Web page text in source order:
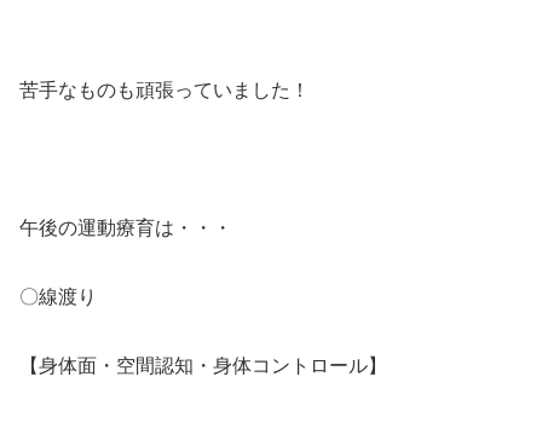
苦手なものも頑張っていました！
午後の運動療育は・・・
〇線渡り
【身体面・空間認知・身体コントロール】